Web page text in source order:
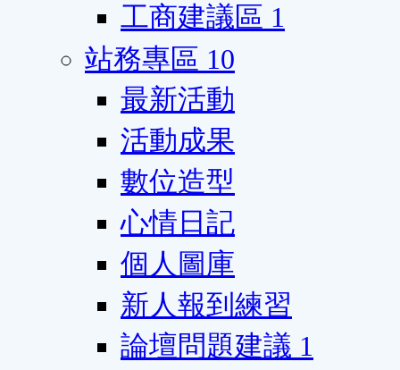
工商建議區 1
站務專區 10
最新活動
活動成果
數位造型
心情日記
個人圖庫
新人報到練習
論壇問題建議 1